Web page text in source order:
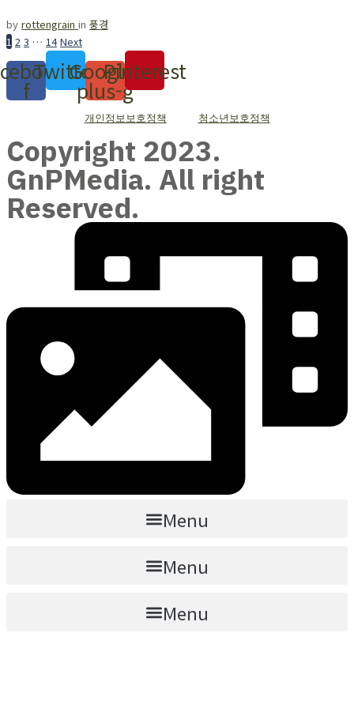
by rottengrain in 풍경
1 2 3 … 14 Next
f
TwitterGoogle-
plus-g
Pinterest
개인정보보호정책 청소년보호정책
Copyright 2023.
GnPMedia. All right
Reserved.
Menu
Menu
Menu